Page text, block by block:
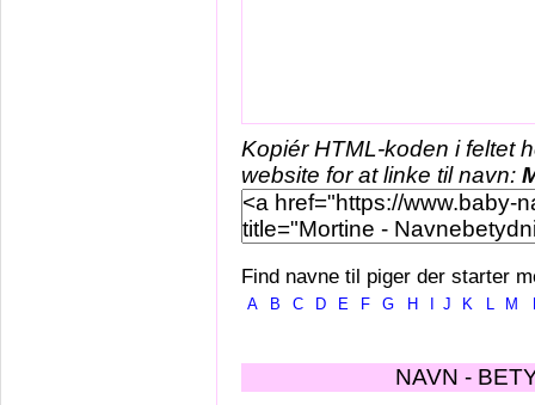
Kopiér HTML-koden i feltet
website for at linke til navn:
Find navne til piger der starter
A B C D E F G H J K L M
NAVN -